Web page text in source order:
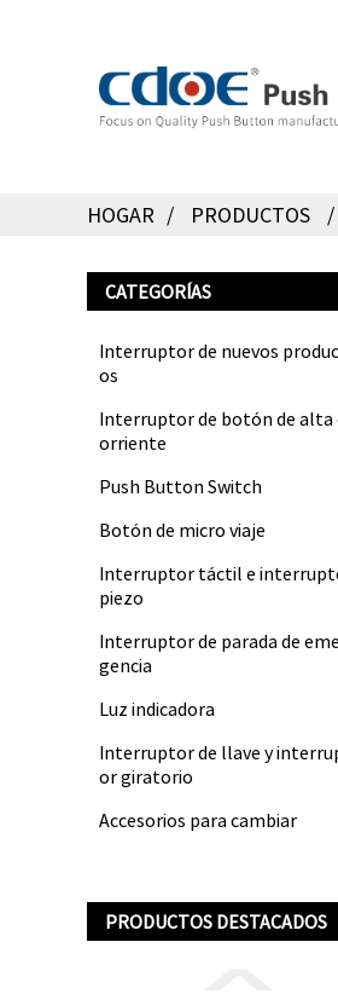
HOGAR PRODUCTOS
CATEGORÍAS
Interruptor de nuevos
os
Interruptor de botón de alta
orriente
Push Button Switch
Botón de micro viaje
Interruptor táctil e
piezo
Interruptor de parada de
gencia
Luz indicadora
Interruptor de llave y
or giratorio
Accesorios para cambiar
PRODUCTOS DESTACADOS